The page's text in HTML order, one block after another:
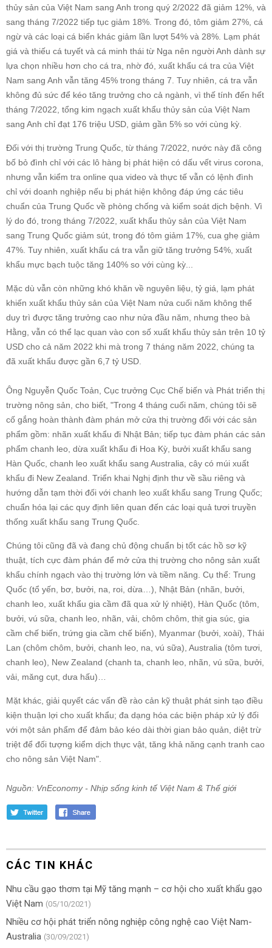
thủy sản của Việt Nam sang Anh trong quý 2/2022 đã giảm 12%, và
sang tháng 7/2022 tiếp tục giảm 18%. Trong đó, tôm giảm 27%, cá
ngừ và các loại cá biển khác giảm lần lượt 54% và 28%. Lạm phát
giá và thiếu cá tuyết và cá minh thái từ Nga nên người Anh dành sự
lựa chọn nhiều hơn cho cá tra, nhờ đó, xuất khẩu cá tra của Việt
Nam sang Anh vẫn tăng 45% trong tháng 7. Tuy nhiên, cá tra vẫn
không đủ sức để kéo tăng trưởng cho cả ngành, vì thế tính đến hết
tháng 7/2022, tổng kim ngạch xuất khẩu thủy sản của Việt Nam
sang Anh chỉ đạt 176 triệu USD, giảm gần 5% so với cùng kỳ.
Đối với thị trường Trung Quốc, từ tháng 7/2022, nước này đã công
bố bỏ đình chỉ với các lô hàng bị phát hiện có dấu vết virus corona,
nhưng vẫn kiểm tra online qua video và thực tế vẫn có lệnh đình
chỉ với doanh nghiệp nếu bị phát hiện không đáp ứng các tiêu
chuẩn của Trung Quốc về phòng chống và kiểm soát dịch bệnh. Vì
lý do đó, trong tháng 7/2022, xuất khẩu thủy sản của Việt Nam
sang Trung Quốc giảm sút, trong đó tôm giảm 17%, cua ghẹ giảm
47%. Tuy nhiên, xuất khẩu cá tra vẫn giữ tăng trưởng 54%, xuất
khẩu mực bạch tuộc tăng 140% so với cùng kỳ...
Mặc dù vẫn còn những khó khăn về nguyên liệu, tỷ giá, lạm phát
khiến xuất khẩu thủy sản của Việt Nam nửa cuối năm không thể
duy trì được tăng trưởng cao như nửa đầu năm, nhưng theo bà
Hằng, vẫn có thể lạc quan vào con số xuất khẩu thủy sản trên 10 tỷ
USD cho cả năm 2022 khi mà trong 7 tháng năm 2022, chúng ta
đã xuất khẩu được gần 6,7 tỷ USD.
Ông Nguyễn Quốc Toản, Cục trưởng Cục Chế biến và Phát triển thị
trường nông sản, cho biết, "Trong 4 tháng cuối năm, chúng tôi sẽ
cố gắng hoàn thành đàm phán mở cửa thị trường đối với các sản
phẩm gồm: nhãn xuất khẩu đi Nhật Bản; tiếp tục đàm phán các sản
phẩm chanh leo, dừa xuất khẩu đi Hoa Kỳ, bưởi xuất khẩu sang
Hàn Quốc, chanh leo xuất khẩu sang Australia, cây có múi xuất
khẩu đi New Zealand. Triển khai Nghị định thư về sầu riêng và
hướng dẫn tạm thời đối với chanh leo xuất khẩu sang Trung Quốc;
chuẩn hóa lại các quy định liên quan đến các loại quả tươi truyền
thống xuất khẩu sang Trung Quốc.
Chúng tôi cũng đã và đang chủ động chuẩn bị tốt các hồ sơ kỹ
thuật, tích cực đàm phán để mở cửa thị trường cho nông sản xuất
khẩu chính ngạch vào thị trường lớn và tiềm năng. Cụ thể: Trung
Quốc (tổ yến, bơ, bưởi, na, roi, dừa…), Nhật Bản (nhãn, bưởi,
chanh leo, xuất khẩu gia cầm đã qua xử lý nhiệt), Hàn Quốc (tôm,
bưởi, vú sữa, chanh leo, nhãn, vải, chôm chôm, thịt gia súc, gia
cầm chế biến, trứng gia cầm chế biến), Myanmar (bưởi, xoài), Thái
Lan (chôm chôm, bưởi, chanh leo, na, vú sữa), Australia (tôm tươi,
chanh leo), New Zealand (chanh ta, chanh leo, nhãn, vú sữa, bưởi,
vải, măng cụt, dưa hấu)…
Mặt khác, giải quyết các vấn đề rào cản kỹ thuật phát sinh tạo điều
kiện thuận lợi cho xuất khẩu; đa dạng hóa các biện pháp xử lý đối
với một sản phẩm để đảm bảo kéo dài thời gian bảo quản, diệt trừ
triệt để đối tượng kiểm dịch thực vật, tăng khả năng cạnh tranh cao
cho nông sản Việt Nam".
Nguồn: VnEconomy - Nhịp sống kinh tế Việt Nam & Thế giới
CÁC TIN KHÁC
Nhu cầu gạo thơm tại Mỹ tăng mạnh – cơ hội cho xuất khẩu gạo
Việt Nam (05/10/2021)
Nhiều cơ hội phát triển nông nghiệp công nghệ cao Việt Nam-
Australia (30/09/2021)